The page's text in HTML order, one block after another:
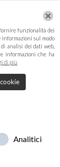
Tutti i diritti
funzionalità dei
informazioni sul modo
analisi dei dati web,
informazioni che ha
di più
Analitici